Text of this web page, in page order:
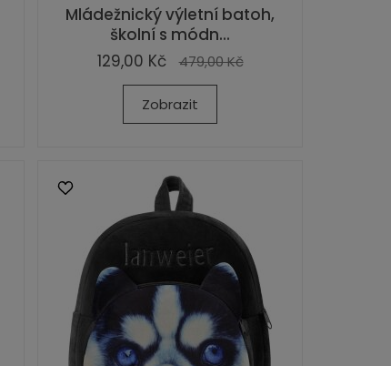
Mládežnický výletní batoh,
školní s módn...
129,00 Kč
479,00 Kč
Zobrazit